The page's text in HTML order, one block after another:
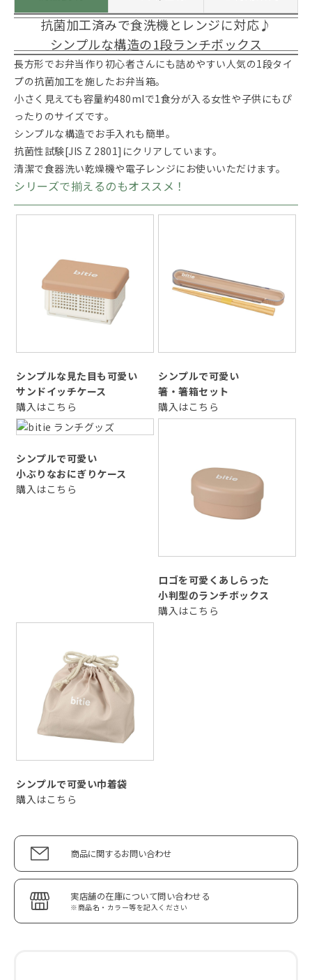
抗菌加工済みで食洗機とレンジに対応♪
シンプルな構造の1段ランチボックス
長方形でお弁当作り初心者さんにも詰めやすい人気の1段タイ
プの抗菌加工を施したお弁当箱。
小さく見えても容量約480mlで1食分が入る女性や子供にもぴ
ったりのサイズです。
シンプルな構造でお手入れも簡単。
抗菌性試験[JIS Z 2801]にクリアしています。
清潔で食器洗い乾燥機や電子レンジにお使いいただけます。
シリーズで揃えるのもオススメ！
シンプルな見た目も可愛い
サンドイッチケース
購入はこちら
シンプルで可愛い
箸・箸箱セット
購入はこちら
シンプルで可愛い
小ぶりなおにぎりケース
購入はこちら
ロゴを可愛くあしらった
小判型のランチボックス
購入はこちら
シンプルで可愛い巾着袋
購入はこちら
商品に関するお問い合わせ
実店舗の在庫について問い合わせる
※商品名・カラー等を記入ください